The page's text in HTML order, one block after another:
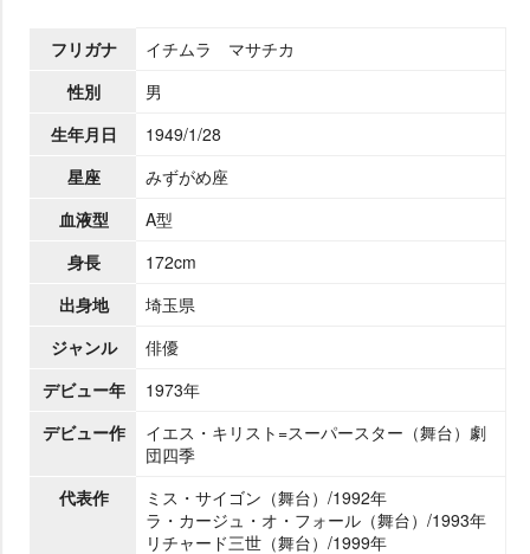
フリガナ
イチムラ マサチカ
性別
男
生年月日
1949/1/28
星座
みずがめ座
血液型
A型
身長
172cm
出身地
埼玉県
ジャンル
俳優
デビュー年
1973年
デビュー作
イエス・キリスト=スーパースター（舞台）劇
団四季
代表作
ミス・サイゴン（舞台）/1992年
ラ・カージュ・オ・フォール（舞台）/1993年
リチャード三世（舞台）/1999年